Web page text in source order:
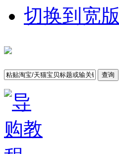
切换到宽版
查询